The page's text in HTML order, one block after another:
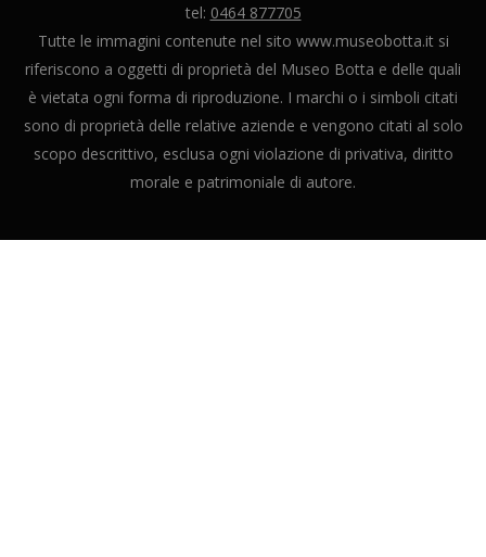
tel: 0464 877705
Tutte le immagini contenute nel sito www.museobotta.it si
riferiscono a oggetti di proprietà del Museo Botta e delle quali
è vietata ogni forma di riproduzione. I marchi o i simboli citati
sono di proprietà delle relative aziende e vengono citati al solo
scopo descrittivo, esclusa ogni violazione di privativa, diritto
morale e patrimoniale di autore.